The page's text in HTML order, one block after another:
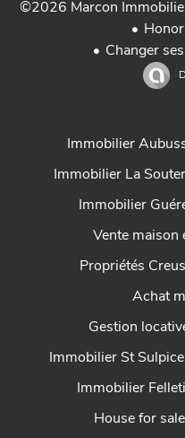
©2026 Marcon
Changer
Immobilier
Immobilier La
Immobilier
Vente maison
Propriétés
Achat
Gestion
Immobilier St
Immobilier
House for